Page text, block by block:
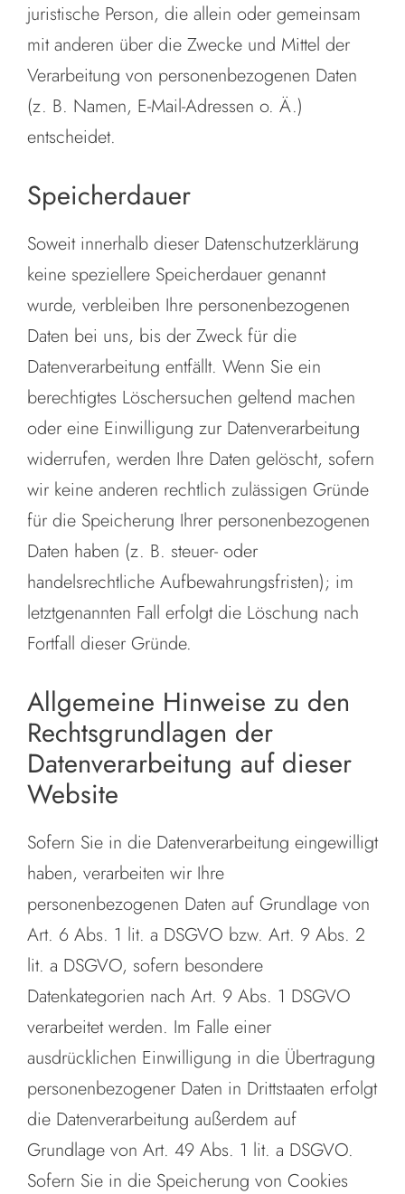
juristische Person, die allein oder gemeinsam
mit anderen über die Zwecke und Mittel der
Verarbeitung von personenbezogenen Daten
(z. B. Namen, E-Mail-Adressen o. Ä.)
entscheidet.
Speicherdauer
Soweit innerhalb dieser Datenschutzerklärung
keine speziellere Speicherdauer genannt
wurde, verbleiben Ihre personenbezogenen
Daten bei uns, bis der Zweck für die
Datenverarbeitung entfällt. Wenn Sie ein
berechtigtes Löschersuchen geltend machen
oder eine Einwilligung zur Datenverarbeitung
widerrufen, werden Ihre Daten gelöscht, sofern
wir keine anderen rechtlich zulässigen Gründe
für die Speicherung Ihrer personenbezogenen
Daten haben (z. B. steuer- oder
handelsrechtliche Aufbewahrungsfristen); im
letztgenannten Fall erfolgt die Löschung nach
Fortfall dieser Gründe.
Allgemeine Hinweise zu den
Rechtsgrundlagen der
Datenverarbeitung auf dieser
Website
Sofern Sie in die Datenverarbeitung eingewilligt
haben, verarbeiten wir Ihre
personenbezogenen Daten auf Grundlage von
Art. 6 Abs. 1 lit. a DSGVO bzw. Art. 9 Abs. 2
lit. a DSGVO, sofern besondere
Datenkategorien nach Art. 9 Abs. 1 DSGVO
verarbeitet werden. Im Falle einer
ausdrücklichen Einwilligung in die Übertragung
personenbezogener Daten in Drittstaaten erfolgt
die Datenverarbeitung außerdem auf
Grundlage von Art. 49 Abs. 1 lit. a DSGVO.
Sofern Sie in die Speicherung von Cookies